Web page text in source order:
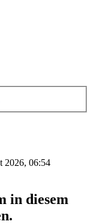
2026, 06:54
in diesem